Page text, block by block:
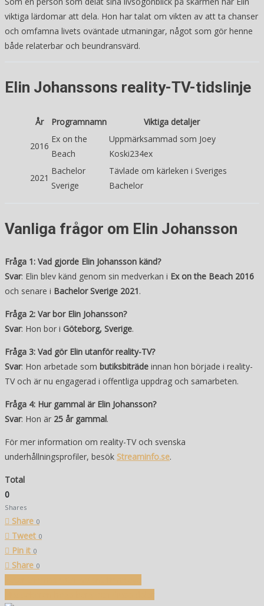
viktiga lärdomar att dela. Hon har talat om vikten av att ta chanser
och omfamna livets oväntade utmaningar, något som gör henne
både relaterbar och beundransvärd.
Elin Johanssons reality-TV-tidslinje
År Programnamn Viktiga detaljer
2016
Ex on the
Beach
Uppmärksammad som Joey
Koski234ex
2021
Bachelor
Sverige
Tävlade om kärleken i Sveriges
Bachelor
Vanliga frågor om Elin Johansson
Fråga 1: Vad gjorde Elin Johansson känd?
Svar: Elin blev känd genom sin medverkan i Ex on the Beach 2016
och senare i Bachelor Sverige 2021.
Fråga 2: Var bor Elin Johansson?
Svar: Hon bor i Göteborg, Sverige.
Fråga 3: Vad gör Elin utanför reality-TV?
Svar: Hon arbetade som butiksbiträde innan hon började i reality-
TV och är nu engagerad i offentliga uppdrag och samarbeten.
Fråga 4: Hur gammal är Elin Johansson?
Svar: Hon är 25 år gammal.
För mer information om reality-TV och svenska
underhållningsprofiler, besök Streaminfo.se.
Total
0
Shares
Share 0
Tweet 0
Pin it 0
Share 0
Inläggsnavigering